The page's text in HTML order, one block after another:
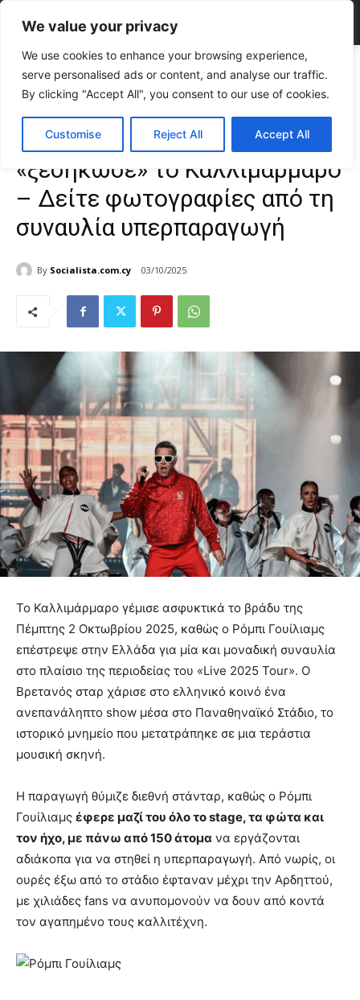
We value your privacy
We use cookies to enhance your browsing experience,
serve personalised ads or content, and analyse our traffic.
By clicking "Accept All", you consent to our use of cookies.
Customise Reject All Accept All
Home CELEBRITIES
Ο Ρόμπι Γουίλιαμς «ξεσήκωσε» το
Καλλιμάρμαρο – Δείτε φωτογραφίες από τη συναυλία...
Ο Ρόμπι Γουίλιαμς
«ξεσήκωσε» το Καλλιμάρμαρο
– Δείτε φωτογραφίες από τη
συναυλία υπερπαραγωγή
By Socialista.com.cy 03/10/2025
Το Καλλιμάρμαρο γέμισε ασφυκτικά το βράδυ της
Πέμπτης 2 Οκτωβρίου 2025, καθώς ο Ρόμπι Γουίλιαμς
επέστρεψε στην Ελλάδα για μία και μοναδική συναυλία
στο πλαίσιο της περιοδείας του «Live 2025 Tour». Ο
Βρετανός σταρ χάρισε στο ελληνικό κοινό ένα
ανεπανάληπτο show μέσα στο Παναθηναϊκό Στάδιο, το
ιστορικό μνημείο που μετατράπηκε σε μια τεράστια
μουσική σκηνή.
Η παραγωγή θύμιζε διεθνή στάνταρ, καθώς ο Ρόμπι
Γουίλιαμς έφερε μαζί του όλο το stage, τα φώτα και
τον ήχο, με πάνω από 150 άτομα να εργάζονται
αδιάκοπα για να στηθεί η υπερπαραγωγή. Από νωρίς, οι
ουρές έξω από το στάδιο έφταναν μέχρι την Αρδηττού,
με χιλιάδες fans να ανυπομονούν να δουν από κοντά
τον αγαπημένο τους καλλιτέχνη.